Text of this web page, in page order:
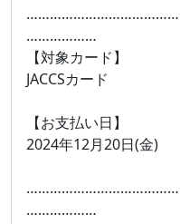
………………
【対象カード】
JACCSカード
【お支払い日】
2024年12月20日(金)
………………